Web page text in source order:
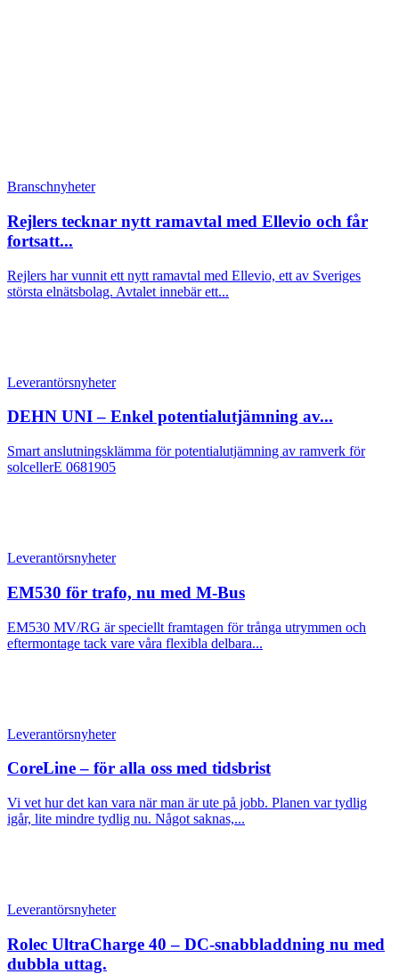
Branschnyheter
Rejlers tecknar nytt ramavtal med Ellevio och får
fortsatt...
Rejlers har vunnit ett nytt ramavtal med Ellevio, ett av Sveriges
största elnätsbolag. Avtalet innebär ett...
Leverantörsnyheter
DEHN UNI – Enkel potentialutjämning av...
Smart anslutningsklämma för potentialutjämning av ramverk för
solcellerE 0681905
Leverantörsnyheter
EM530 för trafo, nu med M-Bus
EM530 MV/RG är speciellt framtagen för trånga utrymmen och
eftermontage tack vare våra flexibla delbara...
Leverantörsnyheter
CoreLine – för alla oss med tidsbrist
Vi vet hur det kan vara när man är ute på jobb. Planen var tydlig
igår, lite mindre tydlig nu. Något saknas,...
Leverantörsnyheter
Rolec UltraCharge 40 – DC-snabbladdning nu med
dubbla uttag.